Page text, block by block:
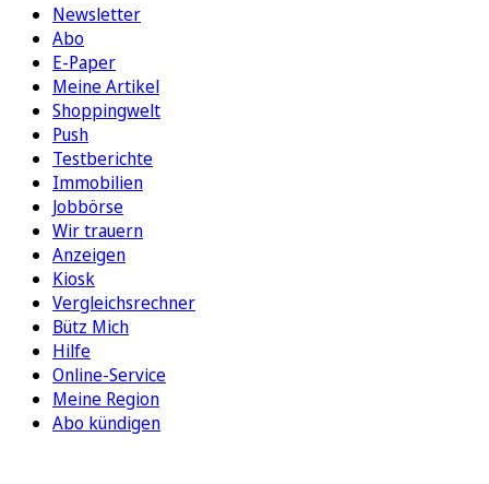
Newsletter
Abo
E-Paper
Meine Artikel
Shoppingwelt
Push
Testberichte
Immobilien
Jobbörse
Wir trauern
Anzeigen
Kiosk
Vergleichsrechner
Bütz Mich
Hilfe
Online-Service
Meine Region
Abo kündigen